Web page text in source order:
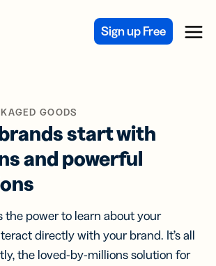
Sign up Free Menu
GOODS
start with
and powerful
the power to learn about your
directly with your brand. It’s all
the loved-by-millions solution for